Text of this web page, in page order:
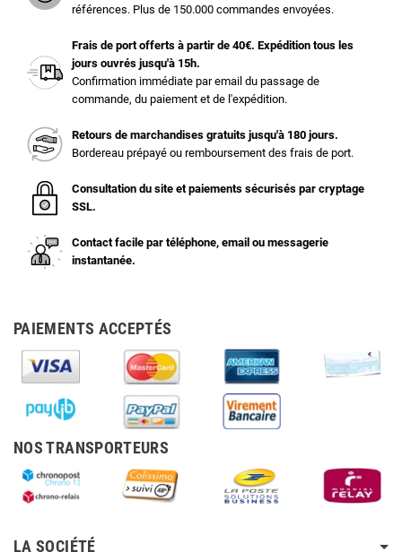
références. Plus de 150.000 commandes envoyées.
Frais de port offerts à partir de 40€. Expédition tous les
jours ouvrés jusqu'à 15h.
Confirmation immédiate par email du passage de
commande, du paiement et de l'expédition.
Retours de marchandises gratuits jusqu'à 180 jours.
Bordereau prépayé ou remboursement des frais de port.
Consultation du site et paiements sécurisés par cryptage
SSL.
Contact facile par téléphone, email ou messagerie
instantanée.
PAIEMENTS ACCEPTÉS
NOS TRANSPORTEURS
LA SOCIÉTÉ